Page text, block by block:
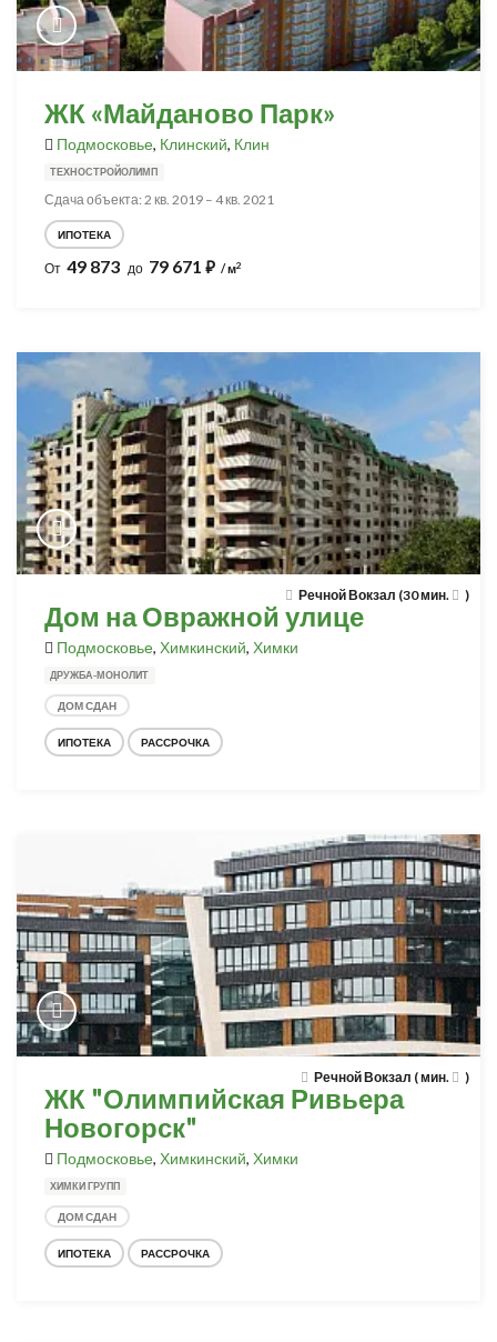
ЖК «Майданово Парк»
Подмосковье, Клинский, Клин
ТЕХНОСТРОЙОЛИМП
Сдача объекта: 2 кв. 2019 – 4 кв. 2021
ИПОТЕКА
От 49 873 до 79 671 ⃏ / м2
Речной Вокзал (30 мин. )
Дом на Овражной улице
Подмосковье, Химкинский, Химки
ДРУЖБА-МОНОЛИТ
ДОМ СДАН
ИПОТЕКА РАССРОЧКА
Речной Вокзал ( мин. )
ЖК "Олимпийская Ривьера
Новогорск"
Подмосковье, Химкинский, Химки
ХИМКИ ГРУПП
ДОМ СДАН
ИПОТЕКА РАССРОЧКА